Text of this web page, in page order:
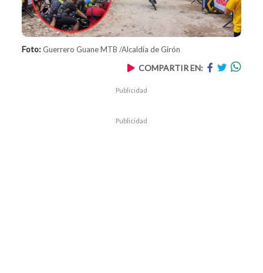
Foto:Guerrero Guane MTB /Alcaldía de Girón
COMPARTIR EN:
Publicidad
Publicidad